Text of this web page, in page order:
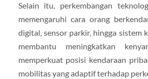
Selain itu, perkembangan
memengaruhi cara orang
digital, sensor parkir, hingga sistem
membantu meningkatkan
memperkuat posisi kendaraan
mobilitas yang adaptif terhadap